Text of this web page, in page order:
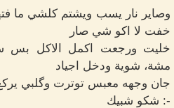
وصاير نار يسب ويشتم كلشي ما
خفت لا اكو شي صار
خليت ورجعت اكمل الاكل بس
مشة، شوية ودخل اجياد
جان وجهه معبس توترت وگلبي
-: شكو شبيك